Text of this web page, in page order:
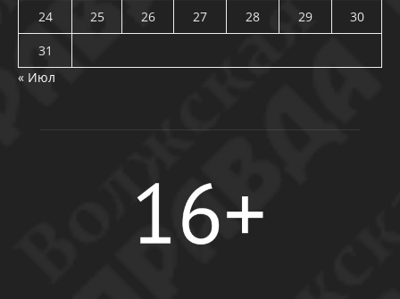
24
25 26 27 28 29
30
31
« Июл